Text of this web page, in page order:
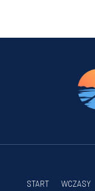
START WCZASY